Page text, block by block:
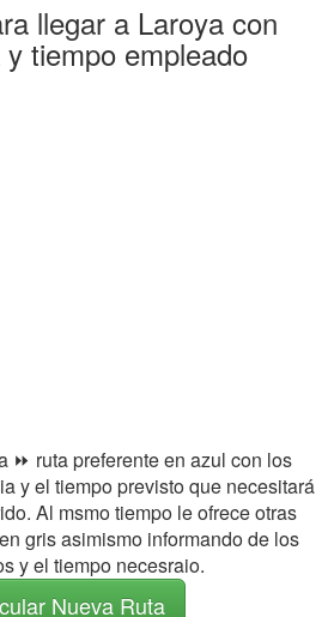
llegar a Laroya con
tiempo empleado
⏩ ruta preferente en azul con los
y el tiempo previsto que necesitará
Al msmo tiempo le ofrece otras
gris asimismo informando de los
y el tiempo necesraio.
Nueva Ruta